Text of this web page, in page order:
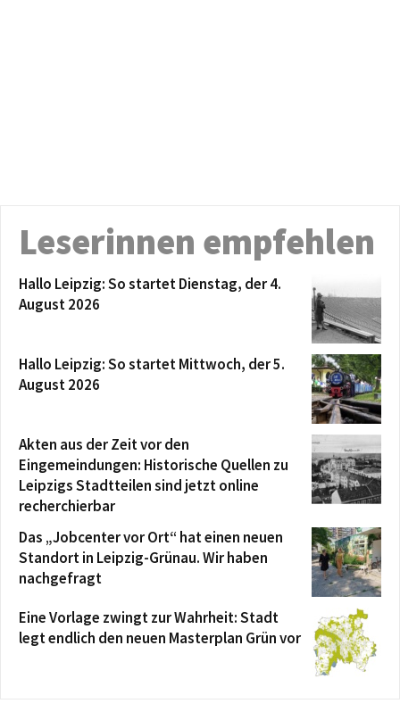
Leserinnen empfehlen
Hallo Leipzig: So startet Dienstag, der 4.
August 2026
Hallo Leipzig: So startet Mittwoch, der 5.
August 2026
Akten aus der Zeit vor den
Eingemeindungen: Historische Quellen zu
Leipzigs Stadtteilen sind jetzt online
recherchierbar
Das „Jobcenter vor Ort“ hat einen neuen
Standort in Leipzig-Grünau. Wir haben
nachgefragt
Eine Vorlage zwingt zur Wahrheit: Stadt
legt endlich den neuen Masterplan Grün vor